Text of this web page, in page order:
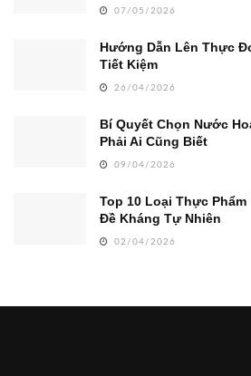
07/05/2026
Hướng Dẫn Lên Thực
Tiết Kiệm
26/04/2026
Bí Quyết Chọn Nước
Phải Ai Cũng Biết
09/04/2026
Top 10 Loại Thực
Đề Kháng Tự Nhiên
02/04/2026